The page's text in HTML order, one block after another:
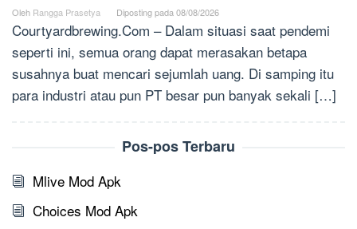
Oleh Rangga Prasetya Diposting pada 08/08/2026
Courtyardbrewing.Com – Dalam situasi saat pendemi
seperti ini, semua orang dapat merasakan betapa
susahnya buat mencari sejumlah uang. Di samping itu
para industri atau pun PT besar pun banyak sekali […]
Pos-pos Terbaru
Mlive Mod Apk
Choices Mod Apk